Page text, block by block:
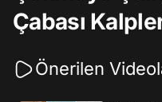
Çabası
Önerilen